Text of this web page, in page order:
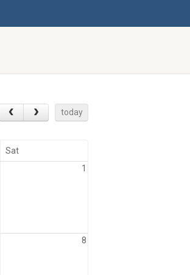
today
Sat
1
8